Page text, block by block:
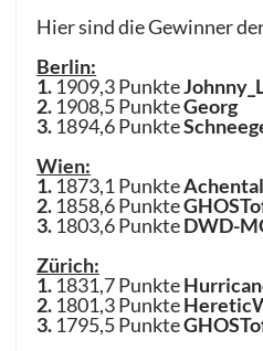
Hier sind die Gewinner
Berlin:
1. 1909,3 Punkte
2. 1908,5 PunkteGeorg
3. 1894,6 Punkte
Wien:
1. 1873,1 Punkte
2. 1858,6 Punkte
3. 1803,6 PunkteDWD-
Zürich:
1. 1831,7 Punkte
2. 1801,3 Punkte
3. 1795,5 Punkte